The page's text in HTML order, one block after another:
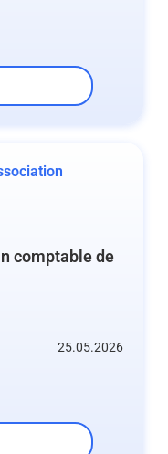
comptable de
25.05.2026